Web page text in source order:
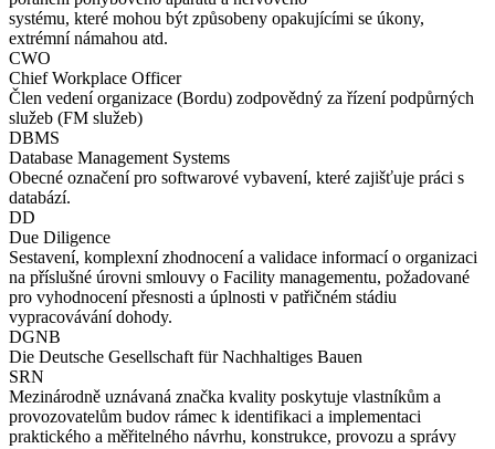
systému, které mohou být způsobeny opakujícími se úkony,
extrémní námahou atd.
CWO
Chief Workplace Officer
Člen vedení organizace (Bordu) zodpovědný za řízení podpůrných
služeb (FM služeb)
DBMS
Database Management Systems
Obecné označení pro softwarové vybavení, které zajišťuje práci s
databází.
DD
Due Diligence
Sestavení, komplexní zhodnocení a validace informací o organizaci
na příslušné úrovni smlouvy o Facility managementu, požadované
pro vyhodnocení přesnosti a úplnosti v patřičném stádiu
vypracovávání dohody.
DGNB
Die Deutsche Gesellschaft für Nachhaltiges Bauen
SRN
Mezinárodně uznávaná značka kvality poskytuje vlastníkům a
provozovatelům budov rámec k identifikaci a implementaci
praktického a měřitelného návrhu, konstrukce, provozu a správy